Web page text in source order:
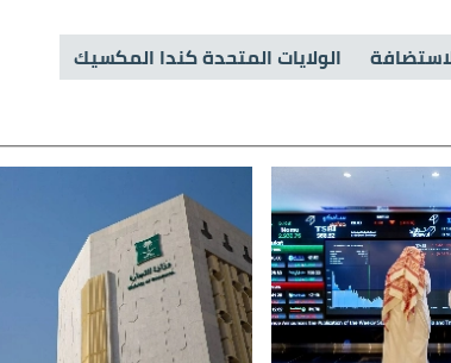
الولايات المتحدة كندا المكسيك